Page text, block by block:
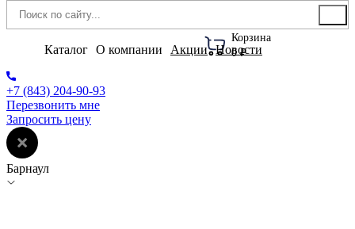
Корзина
0 ₽
Каталог О компании Акции Новости
+7 (843) 204-90-93
Перезвонить мне
Запросить цену
Барнаул